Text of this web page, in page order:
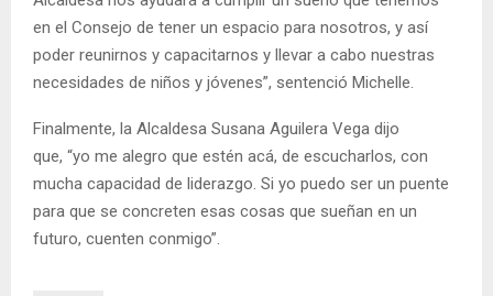
en el Consejo de tener un espacio para nosotros, y así
poder reunirnos y capacitarnos y llevar a cabo nuestras
necesidades de niños y jóvenes”, sentenció Michelle.
Finalmente, la Alcaldesa Susana Aguilera Vega dijo
que, “yo me alegro que estén acá, de escucharlos, con
mucha capacidad de liderazgo. Si yo puedo ser un puente
para que se concreten esas cosas que sueñan en un
futuro, cuenten conmigo”.